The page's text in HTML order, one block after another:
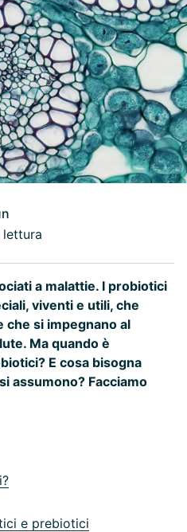
lettura
a malattie. I probiotici
viventi e utili, che
che si impegnano al
Ma quando è
E cosa bisogna
assumono? Facciamo
e prebiotici